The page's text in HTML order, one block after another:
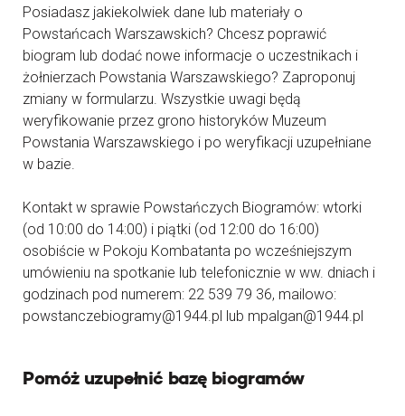
Posiadasz jakiekolwiek dane lub materiały o
Powstańcach Warszawskich? Chcesz poprawić
biogram lub dodać nowe informacje o uczestnikach i
żołnierzach Powstania Warszawskiego? Zaproponuj
zmiany w formularzu. Wszystkie uwagi będą
weryfikowanie przez grono historyków Muzeum
Powstania Warszawskiego i po weryfikacji uzupełniane
w bazie.
Kontakt w sprawie Powstańczych Biogramów: wtorki
(od 10:00 do 14:00) i piątki (od 12:00 do 16:00)
osobiście w Pokoju Kombatanta po wcześniejszym
umówieniu na spotkanie lub telefonicznie w ww. dniach i
godzinach pod numerem: 22 539 79 36, mailowo:
powstanczebiogramy@1944.pl lub mpalgan@1944.pl
Pomóż uzupełnić bazę biogramów